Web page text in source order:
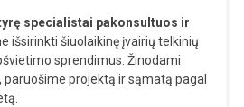
specialistai pakonsultuos ir
išsirinkti šiuolaikinę įvairių telkinių
sprendimus. Žinodami
paruošime projektą ir sąmatą pagal